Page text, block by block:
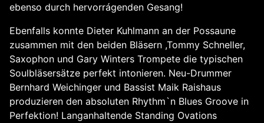
ebenso durch hervorrágenden Gesang!
Ebenfalls konnte Dieter Kuhlmann an der Possaune
zusammen mit den beiden Bläsern ,Tommy Schneller,
Saxophon und Gary Winters Trompete die typischen
Soulbläsersätze perfekt intonieren. Neu-Drummer
Bernhard Weichinger und Bassist Maik Raishaus
produzieren den absoluten Rhythm`n Blues Groove in
Perfektion! Langanhaltende Standing Ovations